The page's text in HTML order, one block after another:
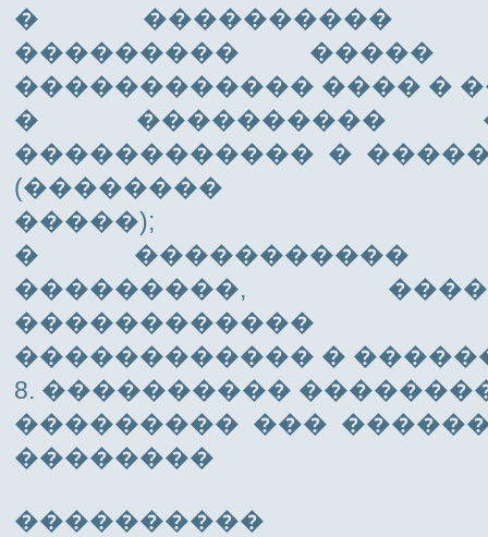
� ����������
��������� �����
������������ ���� �
� ����������
������������ �
(��������
�����);
� �����������
���������,
������������
������������ �
8. ����������
��������� ���
��������
����������